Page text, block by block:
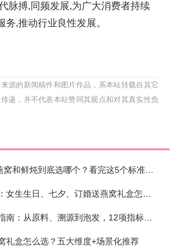
脉搏,同频发展,为广大消费者持续
,推动行业良性发展。
源的新闻稿件和图片作品，系本站转载自其它
递，并不代表本站赞同其观点和对其真实性负
孕早期想买燕窝，干燕窝和鲜炖到底选哪个？看完这5个标准再下单
2026干燕窝选购避坑指南：从原料、溯源到泡发，12项指标判断靠谱燕窝
礼盒怎么选？五大维度+场景化推荐